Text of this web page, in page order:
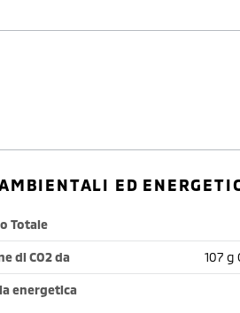
ED
Totale
di CO2 da 107 g
energetica